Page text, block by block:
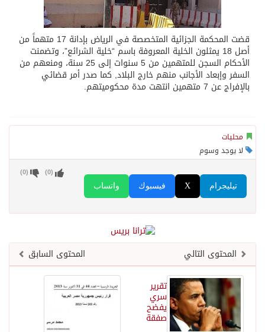
قضت المحكمة الجزائية المتخصصة في الرياض بإدانة 17 متهماً من
أصل 18 يمثلون الخلية المعروفة باسم “خلية الشرائع”، وتضمنت
الأحكام السجن للمتهمين من 5 سنوات إلى 25 سنة، ومنعهم من
السفر وإبعاد الأجانب منهم خارج البلاد, كما صدر أمر قضائي
بالإفراج عن 7 متهمين انتهت مدة محكوميتهم.
محليات
لا يوجد وسوم
واتساب فيسبوك X تيليجرام
(
0
) (
0
)
المحتوى السابق المحتوى التالي
تقرير
سري
يفضح
صفقة